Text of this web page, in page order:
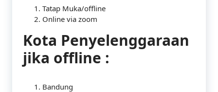
Tatap Muka/offline
Online via zoom
Kota Penyelenggaraan
jika offline :
Bandung